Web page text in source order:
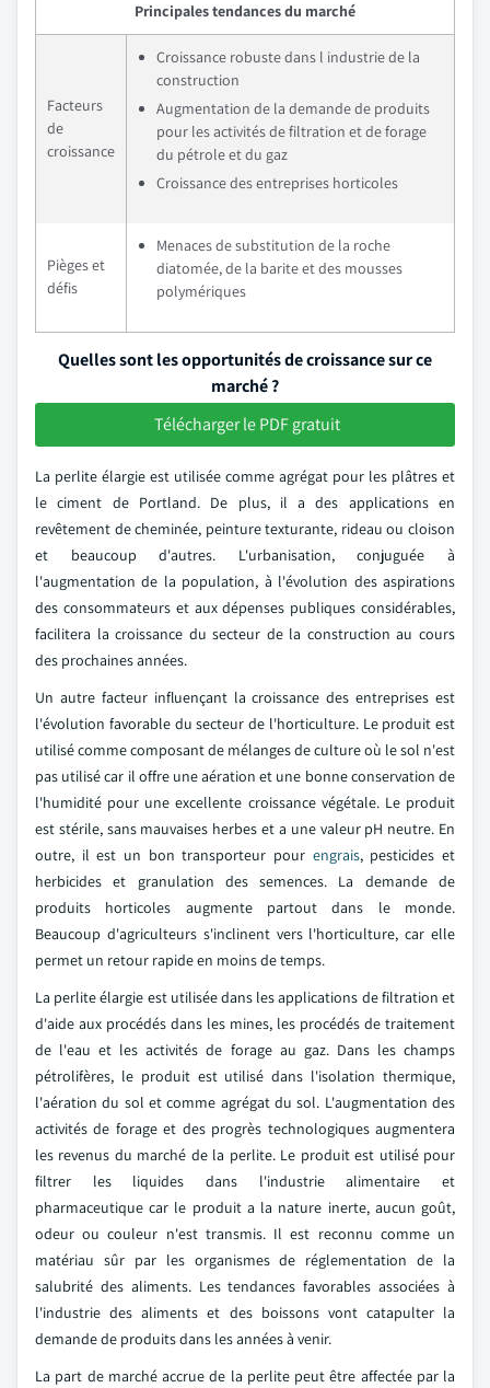
Principales tendances du marché
Facteurs
de
croissance
Croissance robuste dans l industrie de la
construction
Augmentation de la demande de produits
pour les activités de filtration et de forage
du pétrole et du gaz
Croissance des entreprises horticoles
Pièges et
défis
Menaces de substitution de la roche
diatomée, de la barite et des mousses
polymériques
Quelles sont les opportunités de croissance sur ce
marché ?
Télécharger le PDF gratuit
La perlite élargie est utilisée comme agrégat pour les plâtres et
le ciment de Portland. De plus, il a des applications en
revêtement de cheminée, peinture texturante, rideau ou cloison
et beaucoup d'autres. L'urbanisation, conjuguée à
l'augmentation de la population, à l'évolution des aspirations
des consommateurs et aux dépenses publiques considérables,
facilitera la croissance du secteur de la construction au cours
des prochaines années.
Un autre facteur influençant la croissance des entreprises est
l'évolution favorable du secteur de l'horticulture. Le produit est
utilisé comme composant de mélanges de culture où le sol n'est
pas utilisé car il offre une aération et une bonne conservation de
l'humidité pour une excellente croissance végétale. Le produit
est stérile, sans mauvaises herbes et a une valeur pH neutre. En
outre, il est un bon transporteur pour engrais, pesticides et
herbicides et granulation des semences. La demande de
produits horticoles augmente partout dans le monde.
Beaucoup d'agriculteurs s'inclinent vers l'horticulture, car elle
permet un retour rapide en moins de temps.
La perlite élargie est utilisée dans les applications de filtration et
d'aide aux procédés dans les mines, les procédés de traitement
de l'eau et les activités de forage au gaz. Dans les champs
pétrolifères, le produit est utilisé dans l'isolation thermique,
l'aération du sol et comme agrégat du sol. L'augmentation des
activités de forage et des progrès technologiques augmentera
les revenus du marché de la perlite. Le produit est utilisé pour
filtrer les liquides dans l'industrie alimentaire et
pharmaceutique car le produit a la nature inerte, aucun goût,
odeur ou couleur n'est transmis. Il est reconnu comme un
matériau sûr par les organismes de réglementation de la
salubrité des aliments. Les tendances favorables associées à
l'industrie des aliments et des boissons vont catapulter la
demande de produits dans les années à venir.
La part de marché accrue de la perlite peut être affectée par la